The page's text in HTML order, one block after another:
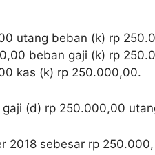
utang beban (k) rp
beban gaji (k) rp
kas (k) rp 250.000,00.
(d) rp 250.000,00
2018 sebesar rp